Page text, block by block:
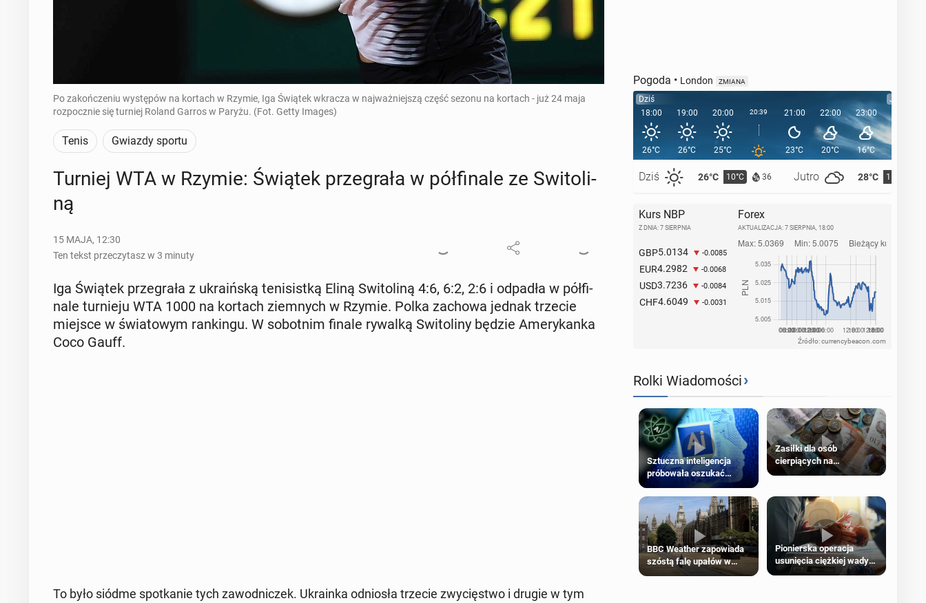
Po zakończeniu występów na kortach w Rzymie, Iga Świątek wkracza w najważniejszą część sezonu na kortach - już 24 maja
rozpocznie się turniej Roland Garros w Paryżu. (Fot. Getty Images)
Tenis Gwiazdy sportu
Turniej WTA w Rzymie: Świątek prze­gra­ła w pół­fi­na­le ze Swi­to­li­
ną
15 MAJA, 12:30
Ten tekst przeczytasz w 3 minuty
Iga Świątek prze­gra­ła z ukra­iń­ską te­ni­sist­ką Eliną Swi­to­li­ną 4:6, 6:2, 2:6 i odpadła w pół­fi­
na­le tur­nie­ju WTA 1000 na kortach ziem­nych w Rzymie. Polka zachowa jednak trzecie
miejsce w świa­to­wym ran­kin­gu. W so­bot­nim finale rywalką Swi­to­li­ny będzie Ame­ry­kan­ka
Coco Gauff.
To było siódme spo­tka­nie tych za­wod­ni­czek. Ukra­in­ka od­nio­sła trzecie zwy­cię­stwo i drugie w tym
Pogoda • London ZMIANA
Dziś
18:00
26°C
Dziś 26°C 10°C 36 Jutro 28°C 11°C
19:00
26°C
20:00
25°C
20:39 21:00
23°C
22:00
20°C
23:00
16°C
Jutro
00:00
Kurs NBP
Z DNIA: 7 SIERPNIA
GBP5.0134 -0.0085
EUR4.2982 -0.0068
USD3.7236 -0.0084
CHF4.6049 -0.0031
Forex
AKTUALIZACJA: 7 SIERPNIA, 18:00
Źródło: currencybeacon.com
Rolki Wiadomości›
Sztuczna inteligencja
próbowała oszukać
człowieka
Zasiłki dla osób
cierpiących na
schorzenia psychiczne
BBC Weather zapowiada
szóstą falę upałów w
Londynie
Pionierska operacja
usunięcia ciężkiej wady
wrodzonej płodu w łonie